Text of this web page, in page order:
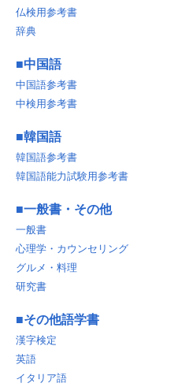
仏検用参考書
辞典
■中国語
中国語参考書
中検用参考書
■韓国語
韓国語参考書
韓国語能力試験用参考書
■一般書・その他
一般書
心理学・カウンセリング
グルメ・料理
研究書
■その他語学書
漢字検定
英語
イタリア語